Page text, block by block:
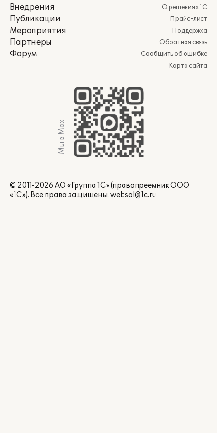
Внедрения
Публикации
Мероприятия
Партнеры
Форум
О решениях 1С
Прайс-лист
Поддержка
Обратная связь
Сообщить об ошибке
Карта сайта
Мы в Max
© 2011-2026 АО «Группа 1С» (правопреемник ООО
«1С»). Все права защищены. websol@1c.ru